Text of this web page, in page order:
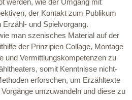
der Kontakt zum Publikum
und Spielvorgang.
man szenisches Material auf der
der Prinzipien Collage, Montage
und Vermittlungskompetenzen zu
somit Kenntnisse nicht-
erforschen, um Erzähltexte
umzuwandeln und diese zu